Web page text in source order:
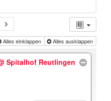
Alles einklappen Alles ausklappen
Spitalhof Reutlingen